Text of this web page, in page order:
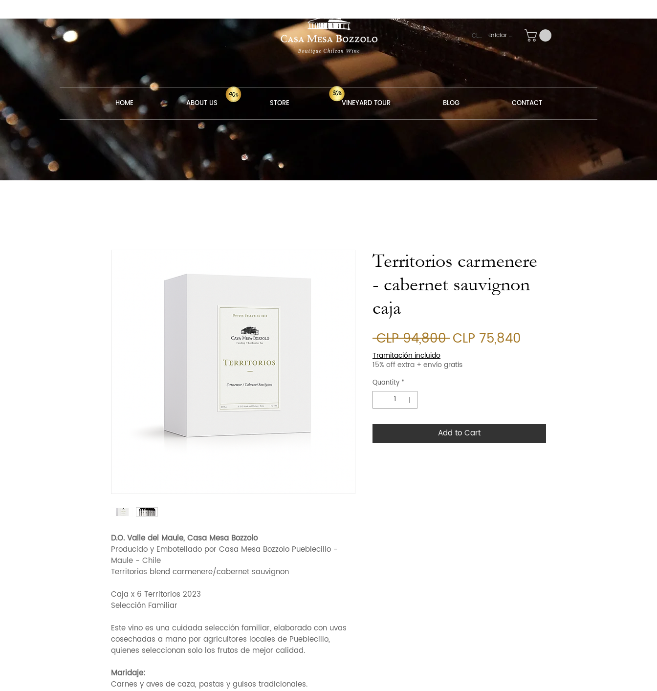
Iniciar sesión
CLP ($)
HOME ABOUT US STORE VINEYARD TOUR BLOG CONTACT
D.O. Valle del Maule, Casa Mesa Bozzolo
Producido y Embotellado por Casa Mesa Bozzolo Pueblecillo -
Maule - Chile
Territorios blend carmenere/cabernet sauvignon
Caja x 6 Territorios 2023
Selección Familiar
Este vino es una cuidada selección familiar, elaborado con uvas
cosechadas a mano por agricultores locales de Pueblecillo,
quienes seleccionan solo los frutos de mejor calidad.
Maridaje:
Carnes y aves de caza, pastas y guisos tradicionales.
Territorios carmenere
- cabernet sauvignon
caja
CLP 94,800 Regular Price
CLP 75,840
Tramitación incluido
15% off extra + envío gratis
Quantity *
Add to Cart